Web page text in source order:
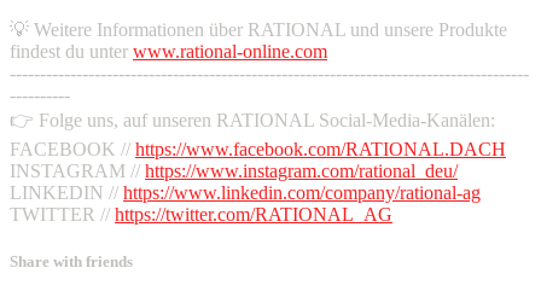
💡 Weitere Informationen über RATIONAL und unsere Produkte
findest du unter www.rational-online.com
--------------------------------------------------------------------------------------
----------
👉 Folge uns, auf unseren RATIONAL Social-Media-Kanälen:
FACEBOOK // https://www.facebook.com/RATIONAL.DACH
INSTAGRAM // https://www.instagram.com/rational_deu/
LINKEDIN // https://www.linkedin.com/company/rational-ag
TWITTER // https://twitter.com/RATIONAL_AG
Share with friends